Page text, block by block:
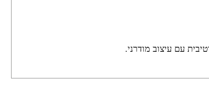
עם עיצוב מודרני.